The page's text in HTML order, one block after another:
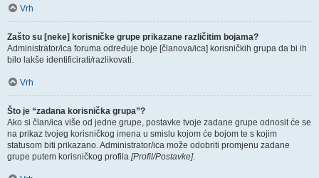
Vrh
Zašto su [neke] korisničke grupe prikazane različitim bojama?
Administrator/ica foruma određuje boje [članova/ica] korisničkih grupa da bi ih
bilo lakše identificirati/razlikovati.
Vrh
Što je “zadana korisnička grupa”?
Ako si član/ica više od jedne grupe, postavke tvoje zadane grupe odnosit će se
na prikaz tvojeg korisničkog imena u smislu kojom će bojom te s kojim
statusom biti prikazano. Administrator/ica može odobriti promjenu zadane
grupe putem korisničkog profila [Profil/Postavke].